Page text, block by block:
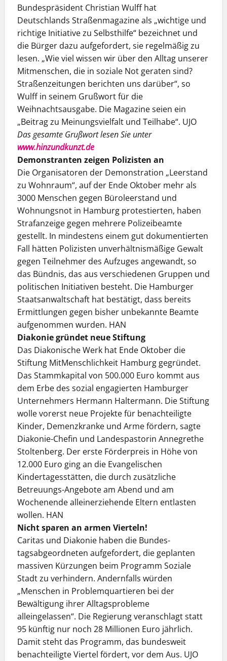
Bundespräsident Christian Wulff hat
Deutschlands Straßenmagazine als „wichtige und
richtige Initiative zu Selbst­hilfe“ bezeichnet und
die Bürger dazu aufgefordert, sie regelmäßig zu
lesen. „Wie viel wissen wir über den Alltag unserer
Mitmenschen, die in soziale Not geraten sind?
Straßenzeitungen berichten uns darüber“, so
Wulff in seinem Grußwort für die
Weihnachtsausgabe. Die Magazine seien ein
„Beitrag zu Meinungsvielfalt und Teilhabe“. UJO
Das gesamte Grußwort lesen Sie unter
www.hinzundkunzt.de
Demonstranten zeigen Polizisten an
Die Organisatoren der Demonstration „Leerstand
zu Wohnraum“, auf der Ende Oktober mehr als
3000 Menschen gegen Büroleerstand und
Wohnungsnot in Hamburg protestierten, haben
Strafanzeige gegen mehrere Polizeibeamte
gestellt. In mindestens einem gut dokumentierten
Fall hätten Polizisten unverhältnismäßige Gewalt
gegen Teilnehmer des Aufzuges angewandt, so
das Bündnis, das aus verschiedenen Gruppen und
politischen Initiativen besteht. Die Hamburger
Staatsanwaltschaft hat bestätigt, dass bereits
Ermittlungen gegen bisher unbekannte Beamte
aufgenommen wurden. HAN
Diakonie gründet neue Stiftung
Das Diakonische Werk hat Ende Oktober die
Stiftung MitMenschlichkeit Hamburg gegründet.
Das Stammkapital von 500.000 Euro kommt aus
dem Erbe des sozial engagierten Hamburger
Unternehmers Hermann Haltermann. Die Stiftung
wolle vorerst neue Projekte für benachteiligte
Kinder, Demenzkranke und Arme fördern, sagte
Diakonie-Chefin und Landespastorin Annegrethe
Stoltenberg. Der erste Förderpreis in Höhe von
12.000 Euro ging an die Evangelischen
Kindertagesstätten, die durch zusätzliche
Betreuungs-Angebote am Abend und am
Wochenende alleinerziehende Eltern entlasten
wollen. HAN
Nicht sparen an armen Vierteln!
Caritas und Diakonie haben die Bundes­
tagsabgeordneten aufgefordert, die geplanten
massiven Kürzungen beim Programm Soziale
Stadt zu verhindern. Andernfalls würden
„Menschen in Problemquartieren bei der
Bewältigung ihrer Alltagsprobleme
alleingelassen“. Die Regierung veranschlagt statt
95 künftig nur noch 28 Millionen Euro jährlich.
Damit steht das Programm, das bundesweit
benachteiligte Viertel fördert, vor dem Aus. UJO